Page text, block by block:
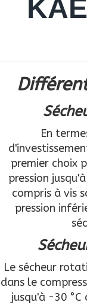
En
premier choix
pression
compris à vis
pression
Le sécheur
dans le
jusqu'à -30